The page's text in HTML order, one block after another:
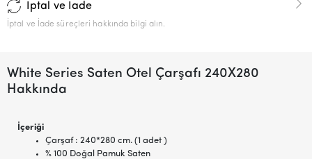
İptal ve İade
İptal ve İade süreçleri hakkında bilgi alın.
White Series Saten Otel Çarşafı 240X280
Hakkında
İçeriği
Çarşaf : 240*280 cm. (1 adet )
% 100 Doğal Pamuk Saten